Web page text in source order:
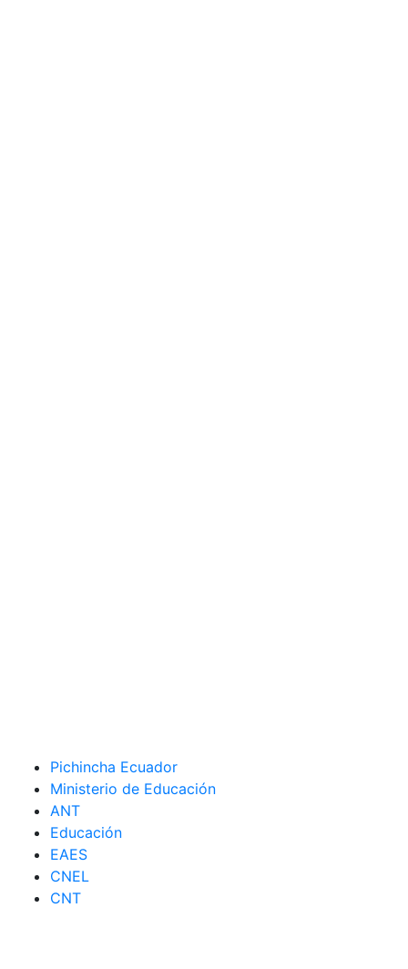
Pichincha Ecuador
Ministerio de Educación
ANT
Educación
EAES
CNEL
CNT